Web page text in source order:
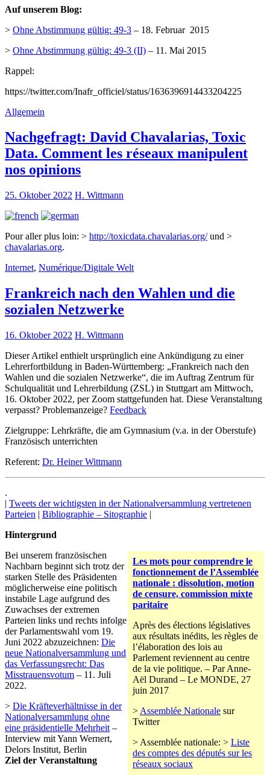
Auf unserem Blog:
> Ohne Abstimmung gültig: 49-3 – 18. Februar 2015
> Ohne Abstimmung gültig: 49-3 (II) – 11. Mai 2015
Rappel:
https://twitter.com/Inafr_officiel/status/1636396914433204225
Allgemein
Nachgefragt: David Chavalarias, Toxic
Data. Comment les réseaux manipulent
nos opinions
25. Oktober 2022 H. Wittmann
Pour aller plus loin: > http://toxicdata.chavalarias.org/und >
chavalarias.org.
Internet, Numérique/Digitale Welt
Frankreich nach den Wahlen und die
sozialen Netzwerke
16. Oktober 2022 H. Wittmann
Dieser Artikel enthielt ursprünglich eine Ankündigung zu einer
Lehrerfortbildung in Baden-Württemberg: „Frankreich nach den
Wahlen und die sozialen Netzwerke“, die im Auftrag Zentrum für
Schulqualität und Lehrerbildung (ZSL) in Stuttgart am Mittwoch,
16. Oktober 2022, per Zoom stattgefunden hat. Diese Veranstaltung
verpasst? Problemanzeige? Feedback
Zielgruppe: Lehrkräfte, die am Gymnasium (v.a. in der Oberstufe)
Französisch unterrichten
Referent: Dr. Heiner Wittmann
.
| Tweets der wichtigsten in der Nationalversammlung vertretenen
Parteien | Bibliographie – Sitographie |
Hintergrund
Les mots pour comprendre le
fonctionnement de l’Assemblée
nationale : dissolution, motion
de censure, commission mixte
paritaire
Après des élections législatives
aux résultats inédits, les règles de
l’élaboration des lois au
Parlement reviennent au centre
de la vie politique. – Par Anne-
Aël Durand – Le MONDE, 27
juin 2017
> Assemblée Nationale sur
Twitter
> Assemblée nationale: > Liste
des comptes des députés sur les
réseaux sociaux
Bei unserem französischen
Nachbarn beginnt sich trotz der
starken Stelle des Präsidenten
möglicherweise eine politisch
instabile Lage aufgrund des
Zuwachses der extremen
Parteien links und rechts infolge
der Parlamentswahl vom 19.
Juni 2022 abzuzeichnen: Die
neue Nationalversammlung und
das Verfassungsrecht: Das
Misstrauensvotum – 11. Juli
2022.
> Die Kräfteverhältnisse in der
Nationalversammlung ohne
eine präsidentielle Mehrheit –
Interview mit Yann Wernert,
Delors Institut, Berlin
Ziel der Veranstaltung